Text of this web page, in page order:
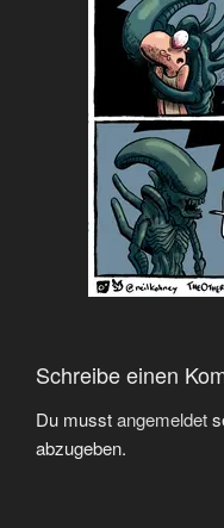
Schreibe einen
Du musstangemeldet
abzugeben.